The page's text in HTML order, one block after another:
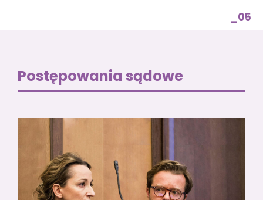
_05
Postępowania sądowe